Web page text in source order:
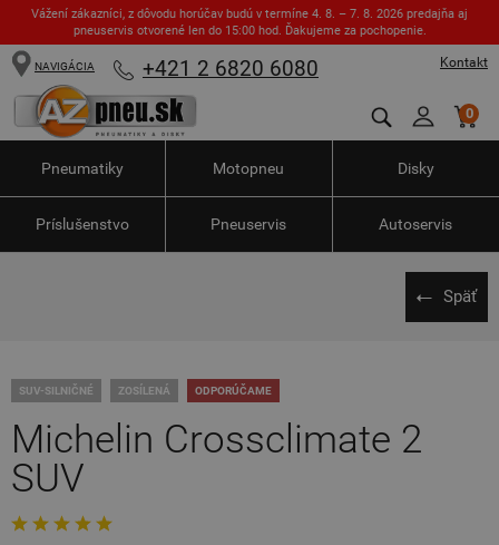
Vážení zákazníci, z dôvodu horúčav budú v termíne 4. 8. – 7. 8. 2026 predajňa aj
pneuservis otvorené len do 15:00 hod. Ďakujeme za pochopenie.
Kontakt
NAVIGÁCIA +421 2 6820 6080
0
Pneumatiky Motopneu Disky
Príslušenstvo Pneuservis Autoservis
Späť
SUV-SILNIČNÉ ZOSÍLENÁ ODPORÚČAME
Michelin Crossclimate 2
SUV